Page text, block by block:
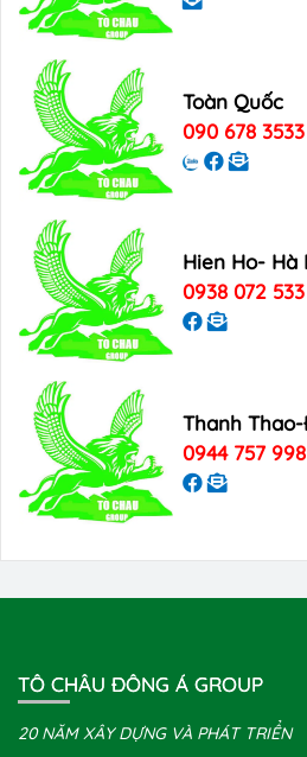
Toàn Quốc
090 678 3533
Hien Ho- Hà
0938 072 533
Thanh
0944 757 998
TÔ CHÂU ĐÔNG Á GROUP
20 NĂM XÂY DỰNG VÀ PHÁT TRIỂN